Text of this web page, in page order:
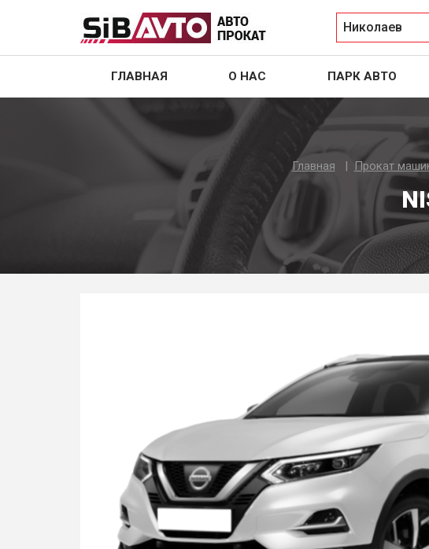
Николаев
ГЛАВНАЯ О НАС ПАРК АВТО
Главная Прокат